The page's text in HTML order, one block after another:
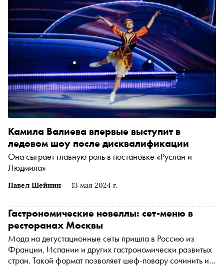
Павел Шейнин 13 мая 2024 г.
Камила Валиева впервые выступит в
ледовом шоу после дисквалификации
Она сыграет главную роль в постановке «Руслан и
Людмила»
Гастрономические новеллы: сет-меню в
ресторанах Москвы
Мода на дегустационные сеты пришла в Россию из
Франции, Испании и других гастрономически развитых
стран. Такой формат позволяет шеф-повару сочинить и